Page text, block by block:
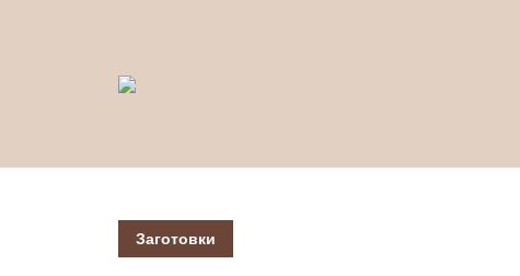
Заготовки